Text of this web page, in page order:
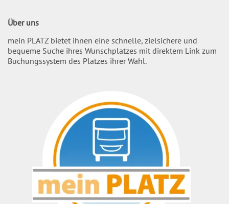
Über uns
mein PLATZ bietet ihnen eine schnelle, zielsichere und
bequeme Suche ihres Wunschplatzes mit direktem Link zum
Buchungssystem des Platzes ihrer Wahl.